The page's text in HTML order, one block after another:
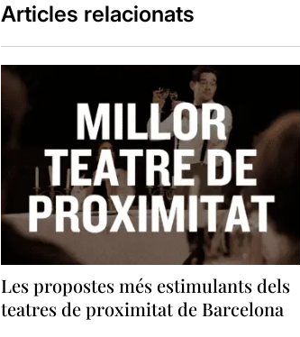
Articles relacionats
Les propostes més estimulants dels
teatres de proximitat de Barcelona